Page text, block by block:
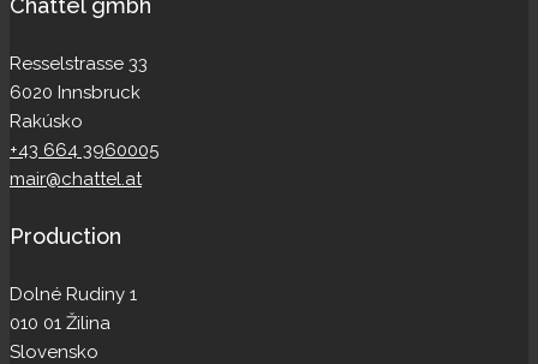
Chattel gmbh
Resselstrasse 33
6020 Innsbruck
Rakúsko
+43 664 3960005
mair@chattel.at
Production
Dolné Rudiny 1
010 01 Žilina
Slovensko